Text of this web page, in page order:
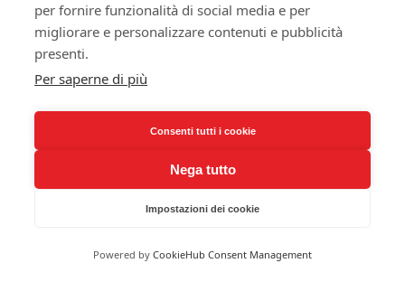
mobile da bagno
copritermo
per fornire funzionalità di social media e per
migliorare e personalizzare contenuti e pubblicità
presenti.
Per saperne di più
Consenti tutti i cookie
Nega tutto
Impostazioni dei cookie
Powered by CookieHub Consent Management